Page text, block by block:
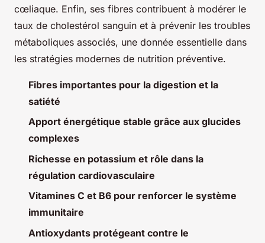
cœliaque. Enfin, ses fibres contribuent à modérer le
taux de cholestérol sanguin et à prévenir les troubles
métaboliques associés, une donnée essentielle dans
les stratégies modernes de nutrition préventive.
Fibres importantes pour la digestion et la
satiété
Apport énergétique stable grâce aux glucides
complexes
Richesse en potassium et rôle dans la
régulation cardiovasculaire
Vitamines C et B6 pour renforcer le système
immunitaire
Antioxydants protégeant contre le